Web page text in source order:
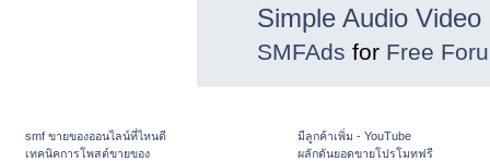
Simple Audio
SMFAds for Free
smf ขายของออนไลน์ที่ไหนดี
เทคนิคการโพสต์ขายของ
มีลูกค้าเพิ่ม - YouTube
ผลักดันยอดขายโปรโมทฟรี